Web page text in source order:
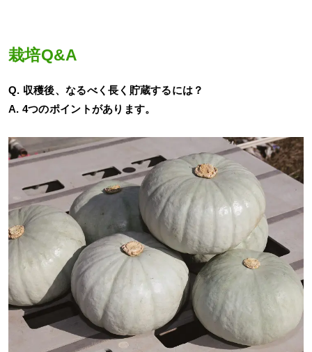
栽培Q&A
Q. 収穫後、なるべく長く貯蔵するには？
A. 4つのポイントがあります。